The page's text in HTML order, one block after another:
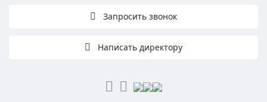
Запросить звонок
Написать директору